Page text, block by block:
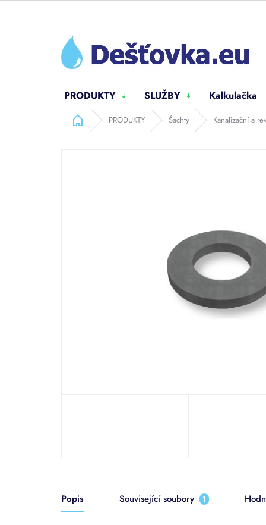
PRODUKTY SLUŽBY Kalkulačka
Domů PRODUKTY Šachty Kanalizační a
Popis Související soubory 1